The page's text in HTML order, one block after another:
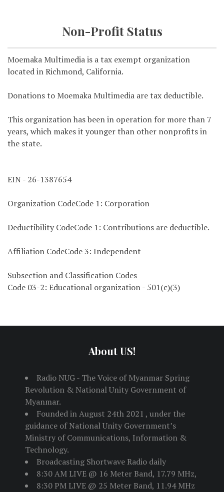
Non-Profit Status
Moemaka Multimedia is a tax exempt organization
located in Richmond, California.
Donations to Moemaka Multimedia are tax deductible.
This organization has been in operation for more than 7
years, which makes it younger than other nonprofits in
the state.
EIN - 26-1387654
Organization CodeCode 1: Corporation
Deductibility CodeCode 1: Contributions are deductible.
Affiliation CodeCode 3: Independent
Subsection and Classification Codes
Code 03-2: Educational organization - 501(c)(3)
About US!
Radio NUG - The Voice of Myanmar Spring
Revolution & National Unity Government of
Myanmar.
Founded in August 24th 2021 , under the
guidance of National Unity Government’s
Ministry of Communications, Information &
Technology.
Broadcasting Shortwave Radio daily
8:30 AM LIVE @ 16 Meter Band, 17.79 MHz,
8:30 PM LIVE @ 25 Meter Band, 11.94 MHz